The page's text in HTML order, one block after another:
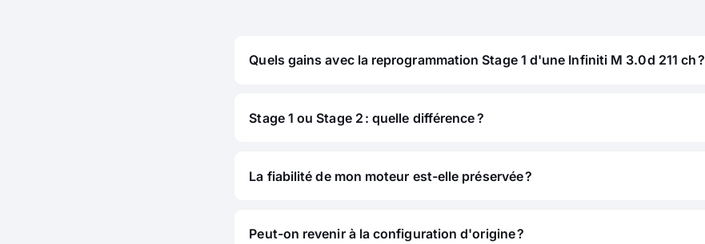
Quels gains avec la reprogrammation Stage 1 d'une Infiniti M 3.0d 211 ch ?
Stage 1 ou Stage 2 : quelle différence ?
La fiabilité de mon moteur est-elle préservée ?
Peut-on revenir à la configuration d'origine ?